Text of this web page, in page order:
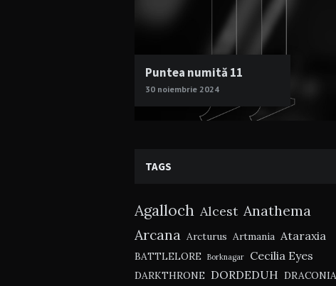
Puntea numită 11
30 noiembrie 2024
TAGS
Agalloch Alcest Anathema
Arcana Arcturus Artmania Ataraxia
BATTLELORE Borknagar Cecilia Eyes
DARKTHRONE DORDEDUH